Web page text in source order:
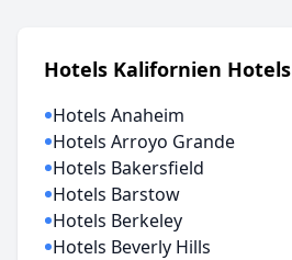
Hotels Kalifornien Hotels
Hotels Anaheim
Hotels Arroyo Grande
Hotels Bakersfield
Hotels Barstow
Hotels Berkeley
Hotels Beverly Hills